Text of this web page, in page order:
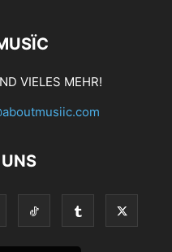
VIELES MEHR!